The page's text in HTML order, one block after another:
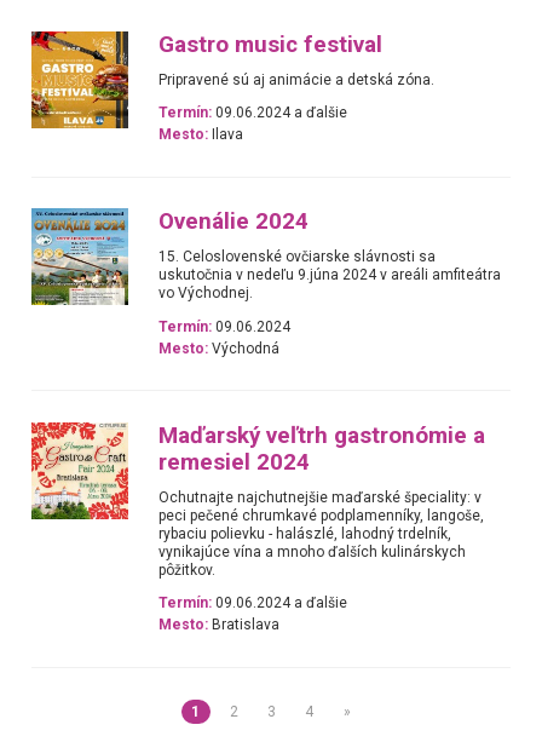
Gastro music festival
Pripravené sú aj animácie a detská zóna.
Termín: 09.06.2024 a ďalšie
Mesto: Ilava
Ovenálie 2024
15. Celoslovenské ovčiarske slávnosti sa
uskutočnia v nedeľu 9.júna 2024 v areáli amfiteátra
vo Východnej.
Termín: 09.06.2024
Mesto: Východná
Maďarský veľtrh gastronómie a
remesiel 2024
Ochutnajte najchutnejšie maďarské špeciality: v
peci pečené chrumkavé podplamenníky, langoše,
rybaciu polievku - halászlé, lahodný trdelník,
vynikajúce vína a mnoho ďalších kulinárskych
pôžitkov.
Termín: 09.06.2024 a ďalšie
Mesto: Bratislava
1 2 3 4 »